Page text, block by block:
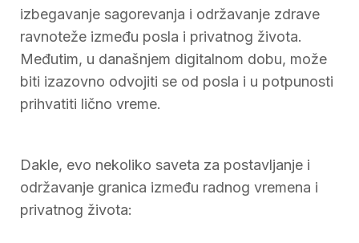
izbegavanje sagorevanja i održavanje zdrave
ravnoteže između posla i privatnog života.
Međutim, u današnjem digitalnom dobu, može
biti izazovno odvojiti se od posla i u potpunosti
prihvatiti lično vreme.
Dakle, evo nekoliko saveta za postavljanje i
održavanje granica između radnog vremena i
privatnog života: